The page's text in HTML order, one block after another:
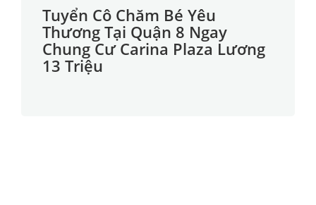
Tuyển Cô Chăm Bé Yêu
Thương Tại Quận 8 Ngay
Chung Cư Carina Plaza Lương
13 Triệu